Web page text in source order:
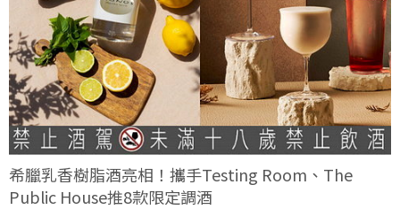
希臘乳香樹脂酒亮相！攜手Testing Room、The
Public House推8款限定調酒